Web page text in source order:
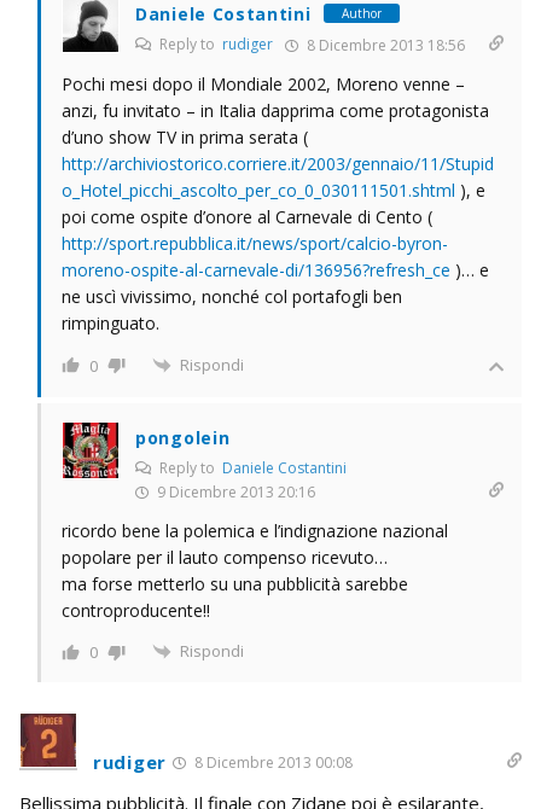
Daniele Costantini Author
Reply to rudiger 8 Dicembre 2013 18:56
Pochi mesi dopo il Mondiale 2002, Moreno venne –
anzi, fu invitato – in Italia dapprima come protagonista
d’uno show TV in prima serata (
http://archiviostorico.corriere.it/2003/gennaio/11/Stupid
o_Hotel_picchi_ascolto_per_co_0_030111501.shtml ), e
poi come ospite d’onore al Carnevale di Cento (
http://sport.repubblica.it/news/sport/calcio-byron-
moreno-ospite-al-carnevale-di/136956?refresh_ce )… e
ne uscì vivissimo, nonché col portafogli ben
rimpinguato.
0 Rispondi
pongolein
Reply to Daniele Costantini
9 Dicembre 2013 20:16
ricordo bene la polemica e l’indignazione nazional
popolare per il lauto compenso ricevuto…
ma forse metterlo su una pubblicità sarebbe
controproducente!!
0 Rispondi
rudiger 8 Dicembre 2013 00:08
Bellissima pubblicità. Il finale con Zidane poi è esilarante,